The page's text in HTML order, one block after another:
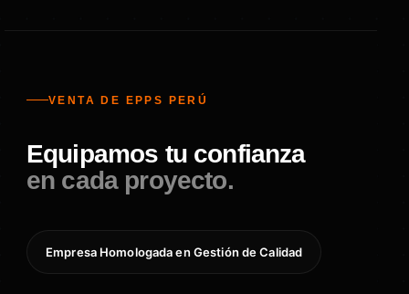
VENTA DE EPPS PERÚ
Equipamos tu confianza
en cada proyecto.
Empresa Homologada en Gestión de Calidad